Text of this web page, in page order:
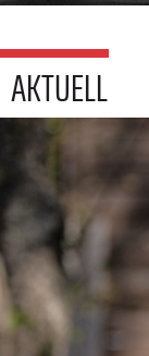
AKTUELL